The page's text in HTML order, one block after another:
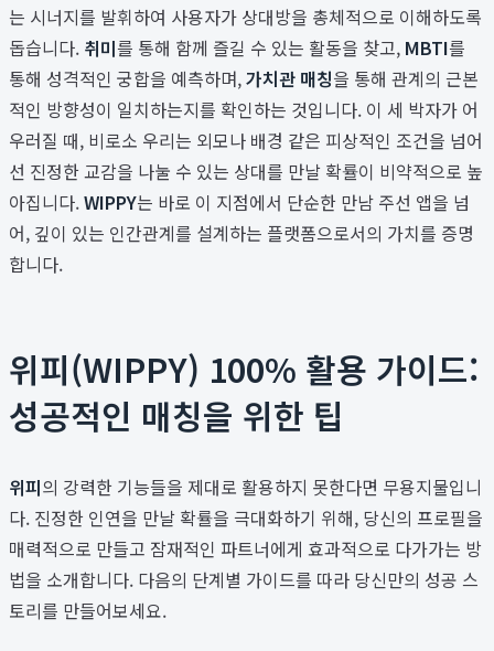
는 시너지를 발휘하여 사용자가 상대방을 총체적으로 이해하도록
돕습니다. 취미를 통해 함께 즐길 수 있는 활동을 찾고, MBTI를
통해 성격적인 궁합을 예측하며,가치관 매칭을 통해 관계의 근본
적인 방향성이 일치하는지를 확인하는 것입니다. 이 세 박자가 어
우러질 때, 비로소 우리는 외모나 배경 같은 피상적인 조건을 넘어
선 진정한 교감을 나눌 수 있는 상대를 만날 확률이 비약적으로 높
아집니다.WIPPY는 바로 이 지점에서 단순한 만남 주선 앱을 넘
어, 깊이 있는 인간관계를 설계하는 플랫폼으로서의 가치를 증명
합니다.
위피(WIPPY) 100% 활용 가이드:
성공적인 매칭을 위한 팁
위피의 강력한 기능들을 제대로 활용하지 못한다면 무용지물입니
다. 진정한 인연을 만날 확률을 극대화하기 위해, 당신의 프로필을
매력적으로 만들고 잠재적인 파트너에게 효과적으로 다가가는 방
법을 소개합니다. 다음의 단계별 가이드를 따라 당신만의 성공 스
토리를 만들어보세요.